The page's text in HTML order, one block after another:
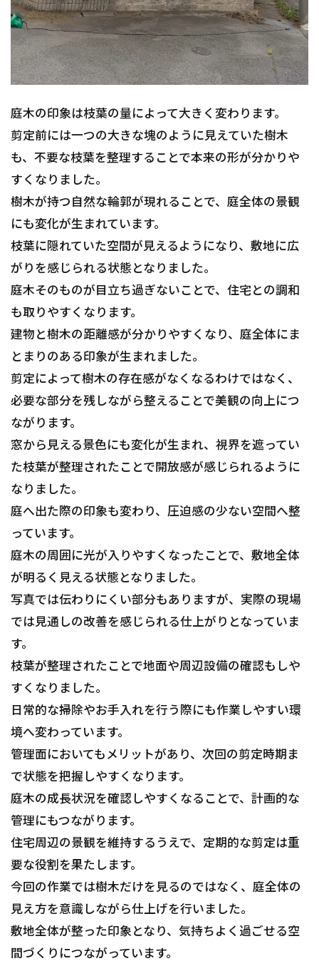
庭木の印象は枝葉の量によって大きく変わります。
剪定前には一つの大きな塊のように見えていた樹木
も、不要な枝葉を整理することで本来の形が分かりや
すくなりました。
樹木が持つ自然な輪郭が現れることで、庭全体の景観
にも変化が生まれています。
枝葉に隠れていた空間が見えるようになり、敷地に広
がりを感じられる状態となりました。
庭木そのものが目立ち過ぎないことで、住宅との調和
も取りやすくなります。
建物と樹木の距離感が分かりやすくなり、庭全体にま
とまりのある印象が生まれました。
剪定によって樹木の存在感がなくなるわけではなく、
必要な部分を残しながら整えることで美観の向上につ
ながります。
窓から見える景色にも変化が生まれ、視界を遮ってい
た枝葉が整理されたことで開放感が感じられるように
なりました。
庭へ出た際の印象も変わり、圧迫感の少ない空間へ整
っています。
庭木の周囲に光が入りやすくなったことで、敷地全体
が明るく見える状態となりました。
写真では伝わりにくい部分もありますが、実際の現場
では見通しの改善を感じられる仕上がりとなっていま
す。
枝葉が整理されたことで地面や周辺設備の確認もしや
すくなりました。
日常的な掃除やお手入れを行う際にも作業しやすい環
境へ変わっています。
管理面においてもメリットがあり、次回の剪定時期ま
で状態を把握しやすくなります。
庭木の成長状況を確認しやすくなることで、計画的な
管理にもつながります。
住宅周辺の景観を維持するうえで、定期的な剪定は重
要な役割を果たします。
今回の作業では樹木だけを見るのではなく、庭全体の
見え方を意識しながら仕上げを行いました。
敷地全体が整った印象となり、気持ちよく過ごせる空
間づくりにつながっています。